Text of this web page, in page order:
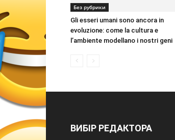
Без рубрики
Gli esseri umani sono ancora in
evoluzione: come la cultura e
l’ambiente modellano i nostri geni
ВИБІР РЕДАКТОРА